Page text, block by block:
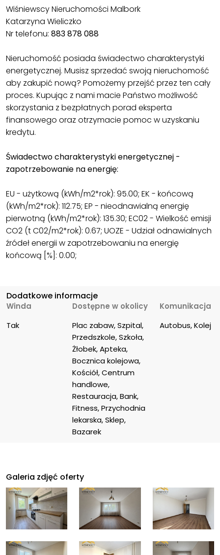
Wiśniewscy Nieruchomości Malbork
Katarzyna Wieliczko
Nr telefonu: 883 878 088
Nieruchomość posiada świadectwo charakterystyki
energetycznej. Musisz sprzedać swoją nieruchomość
aby zakupić nową? Pomożemy przejść przez ten cały
proces. Kupując z nami macie Państwo możliwość
skorzystania z bezpłatnych porad eksperta
finansowego oraz otrzymacie pomoc w uzyskaniu
kredytu.
Świadectwo charakterystyki energetycznej -
zapotrzebowanie na energię:
EU - użytkową (kWh/m2*rok): 95.00; EK - końcową
(kWh/m2*rok): 112.75; EP - nieodnawialną energię
pierwotną (kWh/m2*rok): 135.30; EC02 - Wielkość emisji
CO2 (t C02/m2*rok): 0.67; UOZE - Udział odnawialnych
źródeł energii w zapotrzebowaniu na energię
końcową [%]: 0.00;
Dodatkowe informacje
Winda
Tak
Dostępne w okolicy
Plac zabaw, Szpital,
Przedszkole, Szkoła,
Żłobek, Apteka,
Bocznica kolejowa,
Kościół, Centrum
handlowe,
Restauracja, Bank,
Fitness, Przychodnia
lekarska, Sklep,
Bazarek
Komunikacja
Autobus, Kolej
Galeria zdjęć oferty